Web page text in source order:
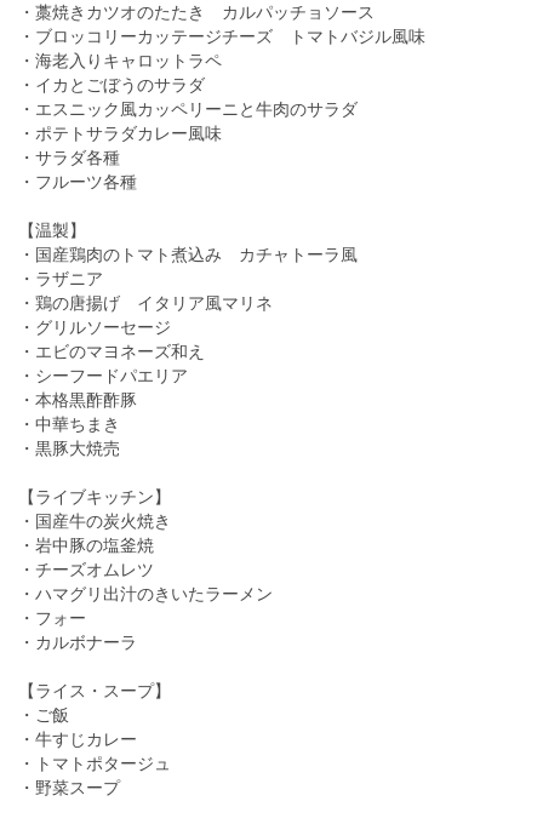
・藁焼きカツオのたたき カルパッチョソース
・ブロッコリーカッテージチーズ トマトバジル風味
・海老入りキャロットラペ
・イカとごぼうのサラダ
・エスニック風カッペリーニと牛肉のサラダ
・ポテトサラダカレー風味
・サラダ各種
・フルーツ各種
【温製】
・国産鶏肉のトマト煮込み カチャトーラ風
・ラザニア
・鶏の唐揚げ イタリア風マリネ
・グリルソーセージ
・エビのマヨネーズ和え
・シーフードパエリア
・本格黒酢酢豚
・中華ちまき
・黒豚大焼売
【ライブキッチン】
・国産牛の炭火焼き
・岩中豚の塩釜焼
・チーズオムレツ
・ハマグリ出汁のきいたラーメン
・フォー
・カルボナーラ
【ライス・スープ】
・ご飯
・牛すじカレー
・トマトポタージュ
・野菜スープ